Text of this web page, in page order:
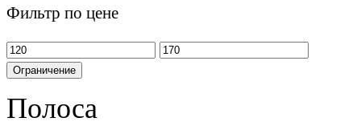
Фильтр по цене
Ограничение
Полоса